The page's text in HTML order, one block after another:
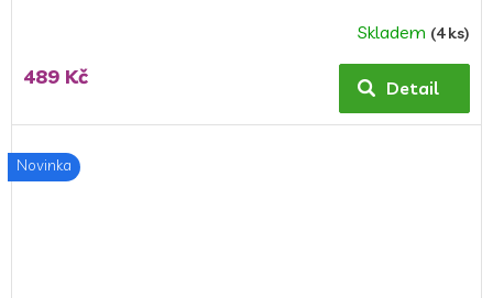
Skladem (4 ks)
489 Kč Detail
Novinka